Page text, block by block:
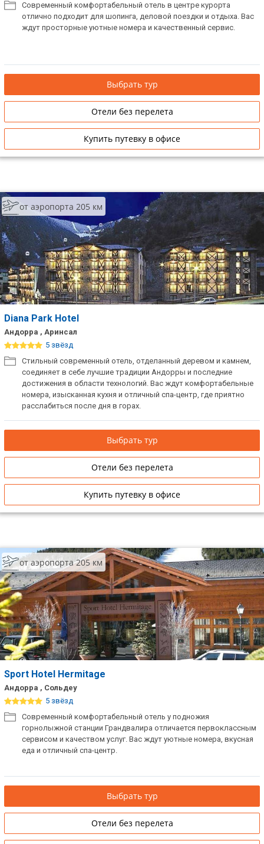
Современный комфортабельный отель в центре курорта
отлично подходит для шопинга, деловой поездки и отдыха. Вас
ждут просторные уютные номера и качественный сервис.
Выбрать тур
Отели без перелета
Купить путевку в офисе
от аэропорта 205 км
Diana Park Hotel
Андорра , Аринсал
5 звёзд
Стильный современный отель, отделанный деревом и камнем,
соединяет в себе лучшие традиции Андорры и последние
достижения в области технологий. Вас ждут комфортабельные
номера, изысканная кухня и отличный спа-центр, где приятно
расслабиться после дня в горах.
Выбрать тур
Отели без перелета
Купить путевку в офисе
от аэропорта 205 км
Sport Hotel Hermitage
Андорра , Сольдеу
5 звёзд
Современный комфортабельный отель у подножия
горнолыжной станции Грандвалира отличается первоклассным
сервисом и качеством услуг. Вас ждут уютные номера, вкусная
еда и отличный спа-центр.
Выбрать тур
Отели без перелета